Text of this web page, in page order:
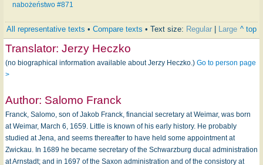
nabożeństwo #871
All representative texts • Compare texts • Text size: Regular Large ^ top
Translator: Jerzy Heczko
(no biographical information available about Jerzy Heczko.) Go to person page
>
Author: Salomo Franck
Franck, Salomo, son of Jakob Franck, financial secretary at Weimar, was born
at Weimar, March 6, 1659. Little is known of his early history. He probably
studied at Jena, and seems thereafter to have held some appointment at
Zwickau. In 1689 he became secretary of the Schwarzburg ducal administration
at Arnstadt; and in 1697 of the Saxon administration and of the consistory at